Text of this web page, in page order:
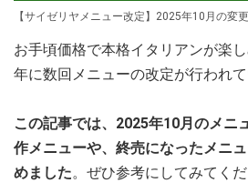
【サイゼリヤメニュー改定】2025年10月の変
お手頃価格で本格イタリアンが楽
年に数回メニューの改定が行われて
この記事では、2025年10月のメニ
作メニューや、終売になったメニ
めました。ぜひ参考にしてみてくだ